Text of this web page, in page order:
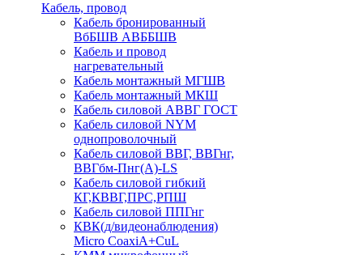
Кабель, провод
Кабель бронированный
ВбБШВ АВББШВ
Кабель и провод
нагревательный
Кабель монтажный МГШВ
Кабель монтажный МКШ
Кабель силовой АВВГ ГОСТ
Кабель силовой NYM
однопроволочный
Кабель силовой ВВГ, ВВГнг,
ВВГбм-Пнг(А)-LS
Кабель силовой гибкий
КГ,КВВГ,ПРС,РПШ
Кабель силовой ППГнг
КВК(д/видеонаблюдения)
Micro CoaxiA+CuL